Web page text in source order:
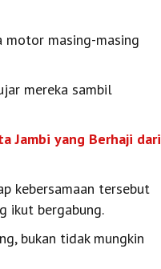
motor masing-masing
mereka sambil
Jambi yang Berhaji dari
kebersamaan tersebut
ikut bergabung.
bukan tidak mungkin